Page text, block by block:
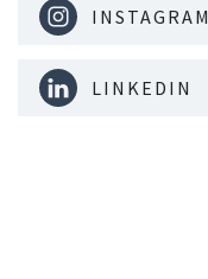
INSTAGRAM
LINKEDIN